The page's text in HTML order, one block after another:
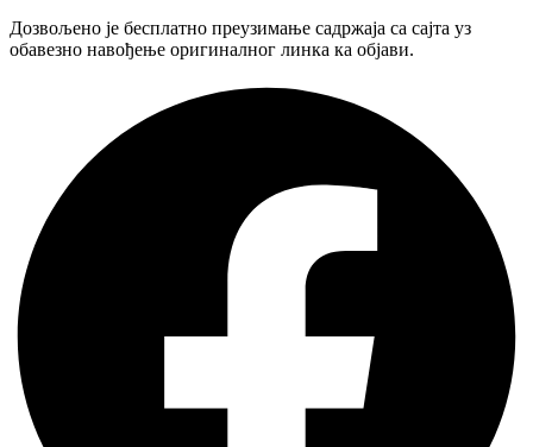
Дозвољено је бесплатно преузимање садржаја са сајта уз
обавезно навођење оригиналног линка ка објави.